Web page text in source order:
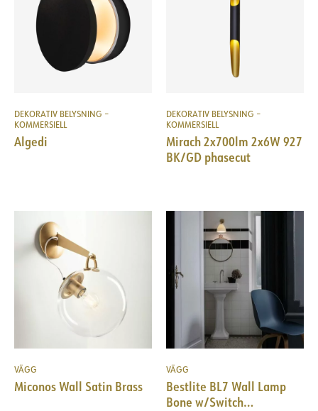
DEKORATIV BELYSNING –
KOMMERSIELL
Algedi
DEKORATIV BELYSNING –
KOMMERSIELL
Mirach 2x700lm 2x6W 927
BK/GD phasecut
VÄGG
Miconos Wall Satin Brass
VÄGG
Bestlite BL7 Wall Lamp
Bone w/Switch